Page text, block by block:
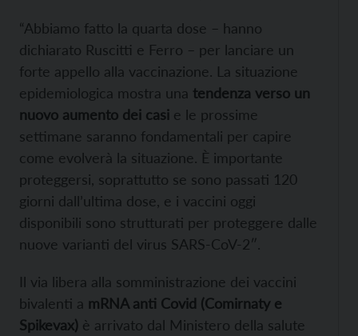
“Abbiamo fatto la quarta dose – hanno
dichiarato Ruscitti e Ferro – per lanciare un
forte appello alla vaccinazione. La situazione
epidemiologica mostra una tendenza verso un
nuovo aumento dei casi e le prossime
settimane saranno fondamentali per capire
come evolverà la situazione. È importante
proteggersi, soprattutto se sono passati 120
giorni dall’ultima dose, e i vaccini oggi
disponibili sono strutturati per proteggere dalle
nuove varianti del virus SARS-CoV-2″.
Il via libera alla somministrazione dei vaccini
bivalenti a mRNA anti Covid (Comirnaty e
Spikevax) è arrivato dal Ministero della salute